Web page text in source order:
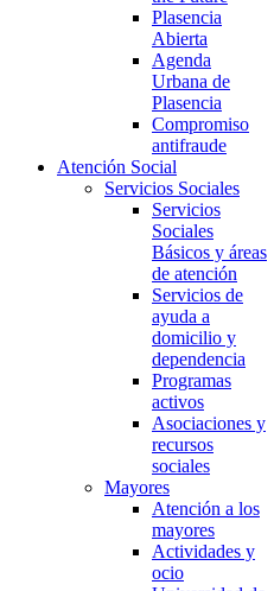
Plasencia
Abierta
Agenda
Urbana de
Plasencia
Compromiso
antifraude
Atención Social
Servicios Sociales
Servicios
Sociales
Básicos y áreas
de atención
Servicios de
ayuda a
domicilio y
dependencia
Programas
activos
Asociaciones y
recursos
sociales
Mayores
Atención a los
mayores
Actividades y
ocio